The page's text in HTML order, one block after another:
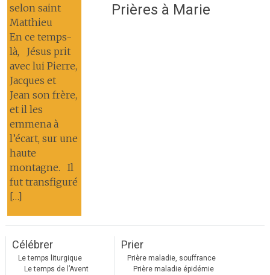
selon saint
Matthieu
En ce temps-
là, Jésus prit
avec lui Pierre,
Jacques et
Jean son frère,
et il les
emmena à
l’écart, sur une
haute
montagne. Il
fut transfiguré
[…]
Prières à Marie
Célébrer
Le temps liturgique
Le temps de l’Avent
Prier
Prière maladie, souffrance
Prière maladie épidémie